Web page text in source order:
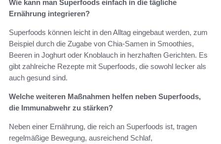
Wie kann man Superfoods einfach in die tägliche
Ernährung integrieren?
Superfoods können leicht in den Alltag eingebaut werden, zum
Beispiel durch die Zugabe von Chia-Samen in Smoothies,
Beeren in Joghurt oder Knoblauch in herzhaften Gerichten. Es
gibt zahlreiche Rezepte mit Superfoods, die sowohl lecker als
auch gesund sind.
Welche weiteren Maßnahmen helfen neben Superfoods,
die Immunabwehr zu stärken?
Neben einer Ernährung, die reich an Superfoods ist, tragen
regelmäßige Bewegung, ausreichend Schlaf,